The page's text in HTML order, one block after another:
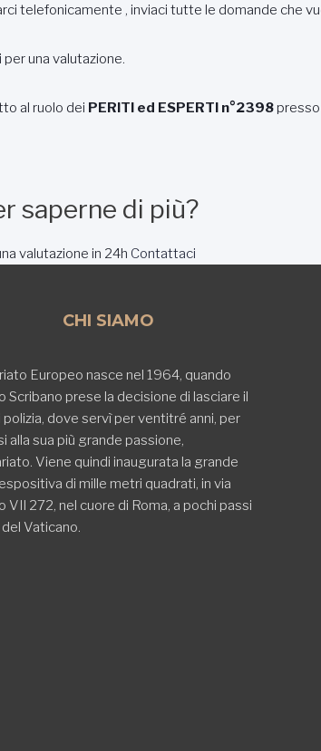
telefonicamente , inviaci tutte le domande che
una valutazione.
al ruolo dei PERITI ed ESPERTI n°2398 presso
saperne di più?
valutazione in 24h Contattaci
CHI SIAMO
Europeo nasce nel 1964, quando
Scribano prese la decisione di lasciare il
polizia, dove servì per ventitré anni, per
alla sua più grande passione,
Viene quindi inaugurata la grande
di mille metri quadrati, in via
VII 272, nel cuore di Roma, a pochi passi
Vaticano.